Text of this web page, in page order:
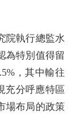
執行總監水
為特別值得留
，其中輸往
充分呼應特區
場布局的政策